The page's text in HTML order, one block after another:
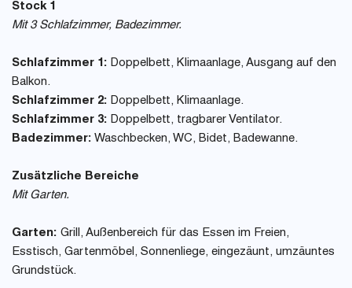
Stock 1
Mit 3 Schlafzimmer, Badezimmer.
Schlafzimmer 1: Doppelbett, Klimaanlage, Ausgang auf den
Balkon.
Schlafzimmer 2: Doppelbett, Klimaanlage.
Schlafzimmer 3: Doppelbett, tragbarer Ventilator.
Badezimmer: Waschbecken, WC, Bidet, Badewanne.
Zusätzliche Bereiche
Mit Garten.
Garten: Grill, Außenbereich für das Essen im Freien,
Esstisch, Gartenmöbel, Sonnenliege, eingezäunt, umzäuntes
Grundstück.